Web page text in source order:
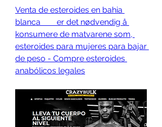
Venta de esteroides en bahia
blanca        er det nødvendig å
konsumere de matvarene som,
esteroides para mujeres para bajar
de peso - Compre esteroides
anabólicos legales